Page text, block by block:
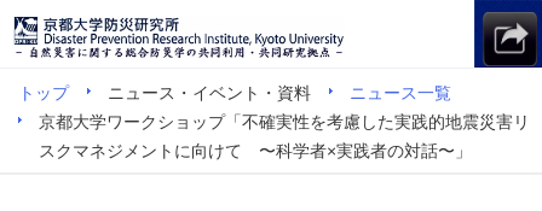
トップ ニュース・イベント・資料
ニュース一覧
京都大学ワークショップ「不確実性を考慮した実践的地震災害リ
スクマネジメントに向けて 〜科学者×実践者の対話〜」